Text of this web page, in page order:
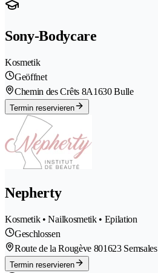
Sony-Bodycare
Kosmetik
Geöffnet
Chemin des Crêts 8A1630 Bulle
Termin reservieren
Nepherty
Kosmetik • Nailkosmetik • Epilation
Geschlossen
Route de la Rougève 801623 Semsales
Termin reservieren